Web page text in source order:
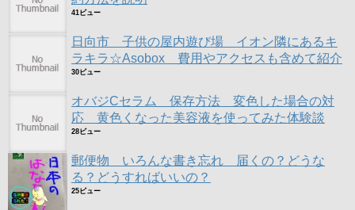
41ビュー
日向市 子供の屋内遊び場 イオン隣にあるキ
ラキラ☆Asobox 費用やアクセスも含めて紹介
30ビュー
オバジCセラム 保存方法 変色した場合の対
応 黄色くなった美容液を使ってみた体験談
28ビュー
郵便物 いろんな書き忘れ 届くの？どうな
る？どうすればいいの？
25ビュー